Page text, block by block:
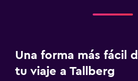
Una forma más fácil
tu viaje a Tallberg